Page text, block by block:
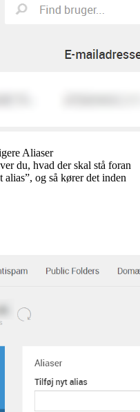
Aliaser
du, hvad der skal stå foran
og så kører det inden